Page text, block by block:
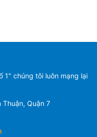
1" chúng tôi luôn mạng lại
Quận 7